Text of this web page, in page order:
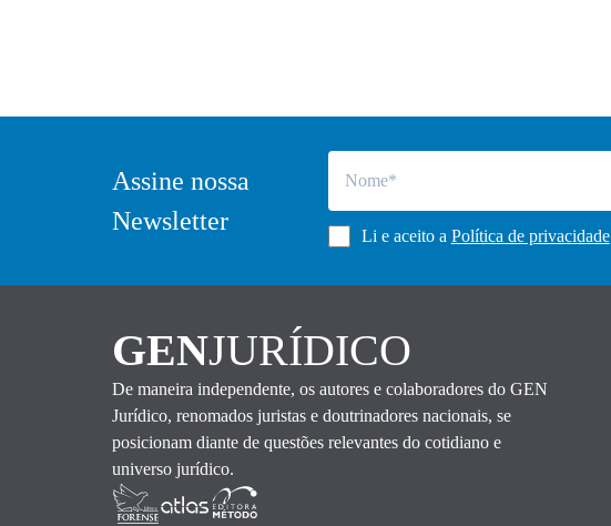
Assine nossa
Newsletter
Li e aceito a Política de privacidade
GENJURÍDICO
De maneira independente, os autores e colaboradores do GEN
Jurídico, renomados juristas e doutrinadores nacionais, se
posicionam diante de questões relevantes do cotidiano e
universo jurídico.